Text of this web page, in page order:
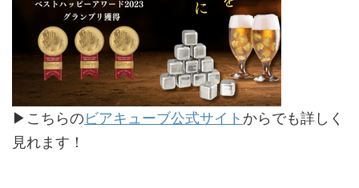
▶こちらのビアキューブ公式サイト からでも詳しく
見れます！